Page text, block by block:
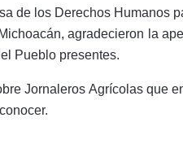
de los Derechos Humanos
agradecieron la
Pueblo presentes.
Jornaleros Agrícolas que